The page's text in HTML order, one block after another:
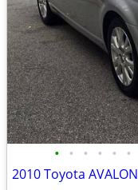
• • • • • •
2010 Toyota AVALON